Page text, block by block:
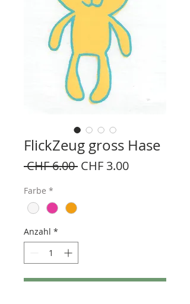
FlickZeug gross Hase
CHF 6.00 Standardpreis
CHF 3.00Sale-
Farbe *
Anzahl *